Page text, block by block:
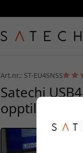
Art.nr.: ST-EU4SNSS
Satechi
opptil 40